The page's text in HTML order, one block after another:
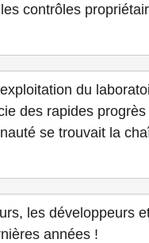
contrôles
du
des rapides
se trouvait la
les développeurs
années !